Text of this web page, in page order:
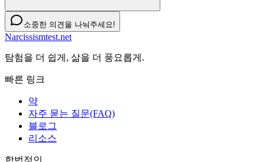
소중한 의견을 나눠주세요!
Narcissismtest.net
탐험을 더 쉽게, 삶을 더 풍요롭게.
빠른 링크
약
자주 묻는 질문(FAQ)
블로그
리소스